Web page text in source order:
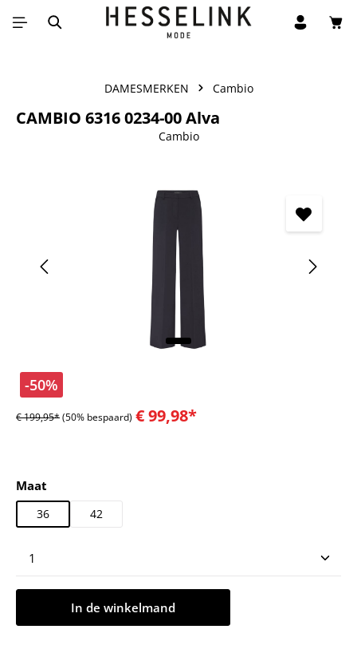
Ga naar de hoofdinhoud
DAMESMERKEN Cambio
CAMBIO 6316 0234-00 Alva
Cambio
-50%
€ 199,95*(50% bespaard) € 99,98*
Selecteer
Maat
36 42
Producthoeveelheid: Voer de gewenste
In de winkelmand